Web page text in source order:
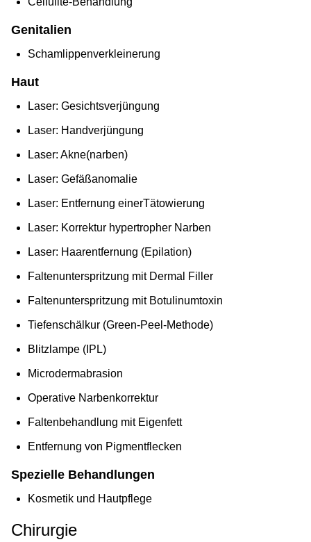
Genitalien
Schamlippenverkleinerung
Haut
Laser: Gesichtsverjüngung
Laser: Handverjüngung
Laser: Akne(narben)
Laser: Gefäßanomalie
Laser: Entfernung einerTätowierung
Laser: Korrektur hypertropher Narben
Laser: Haarentfernung (Epilation)
Faltenunterspritzung mit Dermal Filler
Faltenunterspritzung mit Botulinumtoxin
Tiefenschälkur (Green-Peel-Methode)
Blitzlampe (IPL)
Microdermabrasion
Operative Narbenkorrektur
Faltenbehandlung mit Eigenfett
Entfernung von Pigmentflecken
Spezielle Behandlungen
Kosmetik und Hautpflege
Chirurgie